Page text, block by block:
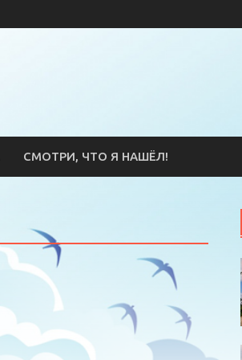
СМОТРИ, ЧТО Я НАШЁЛ!